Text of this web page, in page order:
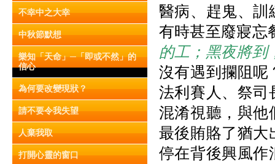
不幸中之大幸
中秋節默想
樂知「天命」─「即或不然」的
信心
為何要改變現狀？
請不要令我失望
人棄我取
打開心靈的窗口
醫病、趕鬼、訓
有時甚至廢寢忘
的工；黑夜將到
沒有遇到攔阻呢
法利賽人、祭司
混淆視聽，與他
最後賄賂了猶大
停在背後興風作